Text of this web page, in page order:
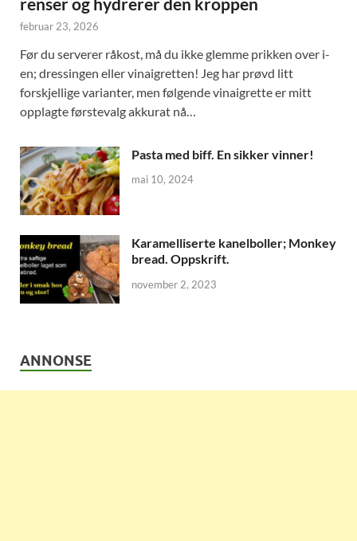
februar 23, 2026
Før du serverer råkost, må du ikke glemme prikken over i-
en; dressingen eller vinaigretten! Jeg har prøvd litt
forskjellige varianter, men følgende vinaigrette er mitt
opplagte førstevalg akkurat nå…
Pasta med biff. En sikker vinner!
mai 10, 2024
Karamelliserte kanelboller; Monkey
bread. Oppskrift.
november 2, 2023
ANNONSE